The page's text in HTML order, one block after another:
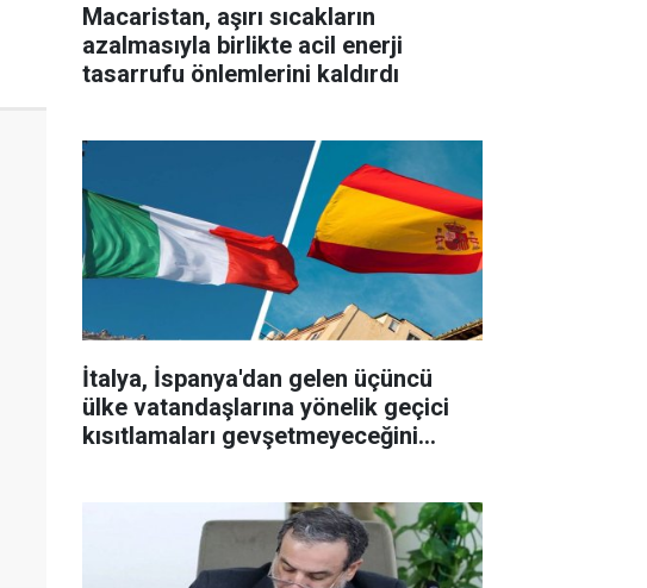
Macaristan, aşırı sıcakların
azalmasıyla birlikte acil enerji
tasarrufu önlemlerini kaldırdı
İtalya, İspanya'dan gelen üçüncü
ülke vatandaşlarına yönelik geçici
kısıtlamaları gevşetmeyeceğini